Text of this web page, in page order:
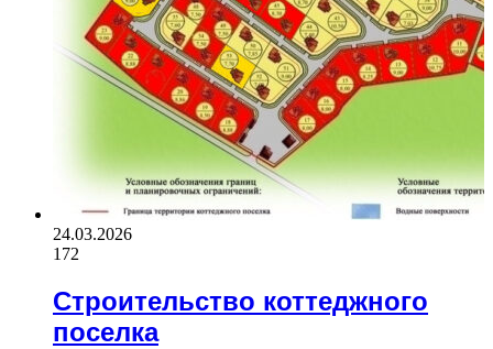
24.03.2026
172
Строительство коттеджного
поселка